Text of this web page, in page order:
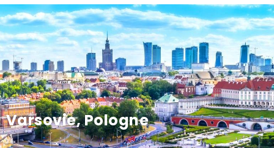
Varsovie, Pologne